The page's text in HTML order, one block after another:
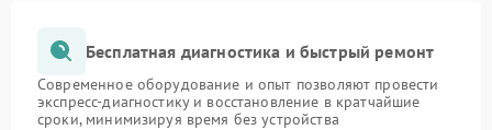
Бесплатная диагностика и быстрый ремонт
Современное оборудование и опыт позволяют провести
экспресс-диагностику и восстановление в кратчайшие
сроки, минимизируя время без устройства